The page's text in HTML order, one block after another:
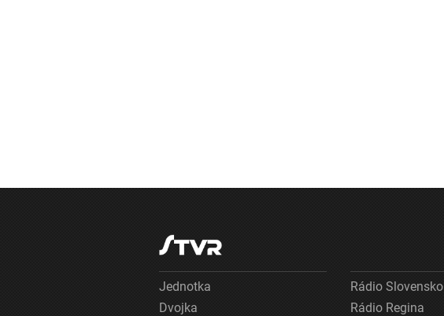
Jednotka
Dvojka
Rádio Slovensko
Rádio Regina